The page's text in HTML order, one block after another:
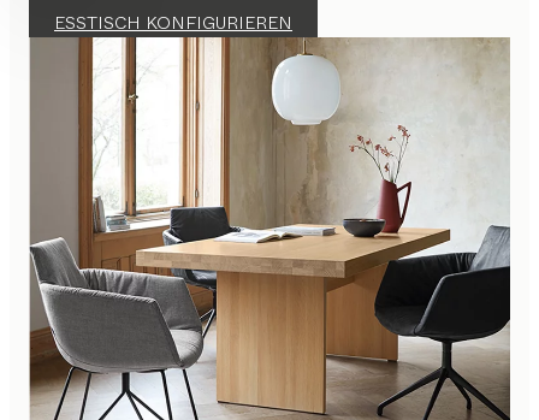
ESSTISCH KONFIGURIEREN